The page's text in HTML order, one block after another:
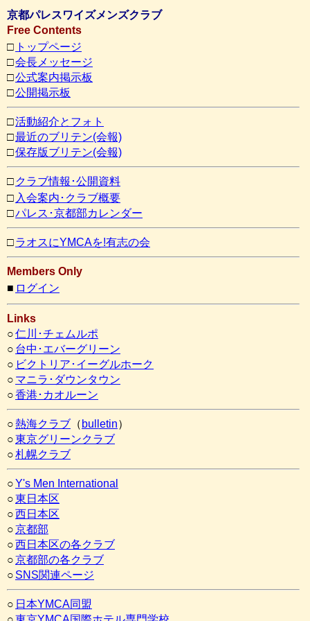
京都パレスワイズメンズクラブ
Free Contents
□ トップページ
□会長メッセージ
□公式案内掲示板
□公開掲示板
□活動紹介とフォト
□最近のブリテン(会報)
□保存版ブリテン(会報)
□ クラブ情報･公開資料
□ 入会案内･クラブ概要
□パレス･京都部カレンダー
□ラオスにYMCAを!有志の会
Members Only
■ ログイン
Links
○仁川･チェムルポ
○ 台中･エバーグリーン
○ ビクトリア･イーグルホーク
○ マニラ･ダウンタウン
○香港･カオルーン
○熱海クラブ （ bulletin）
○東京グリーンクラブ
○札幌クラブ
○Y's Men International
○東日本区
○西日本区
○京都部
○西日本区の各クラブ
○京都部の各クラブ
○ SNS関連ページ
○ 日本YMCA同盟